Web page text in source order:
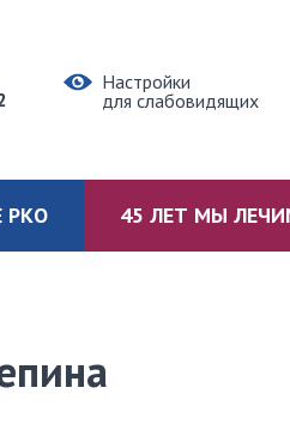
Настройки
для слабовидящих
РКО 45 ЛЕТ МЫ